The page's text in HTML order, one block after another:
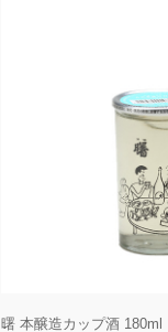
曙 本醸造カップ酒 180ml